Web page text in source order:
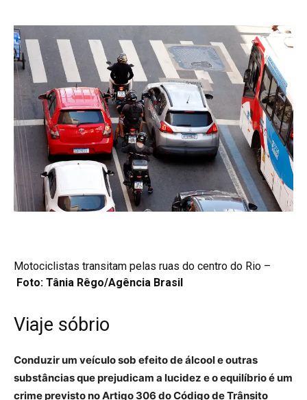
Motociclistas transitam pelas ruas do centro do Rio –
Foto: Tânia Rêgo/Agência Brasil
Viaje sóbrio
Conduzir um veículo sob efeito de álcool e outras
substâncias que prejudicam a lucidez e o equilíbrio é um
crime previsto no Artigo 306 do Código de Trânsito